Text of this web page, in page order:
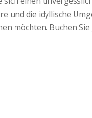
und die idyllische
möchten. Buchen